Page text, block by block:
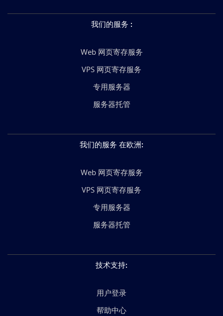
我们的服务 :
Web 网页寄存服务
VPS 网页寄存服务
专用服务器
服务器托管
我们的服务 在欧洲:
Web 网页寄存服务
VPS 网页寄存服务
专用服务器
服务器托管
技术支持:
用户登录
帮助中心